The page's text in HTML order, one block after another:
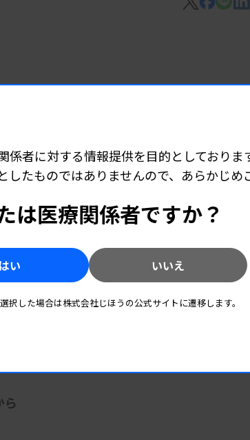
、検査を実施する都道府県
のために送付した検体と関連
依頼の時点で所有権が国に帰
油
係者に対する情報提供を目的としておりま
たものではありませんので、あらかじめ
は医療関係者ですか？
はい いいえ
択した場合は株式会社じほうの公式サイトに遷移します。